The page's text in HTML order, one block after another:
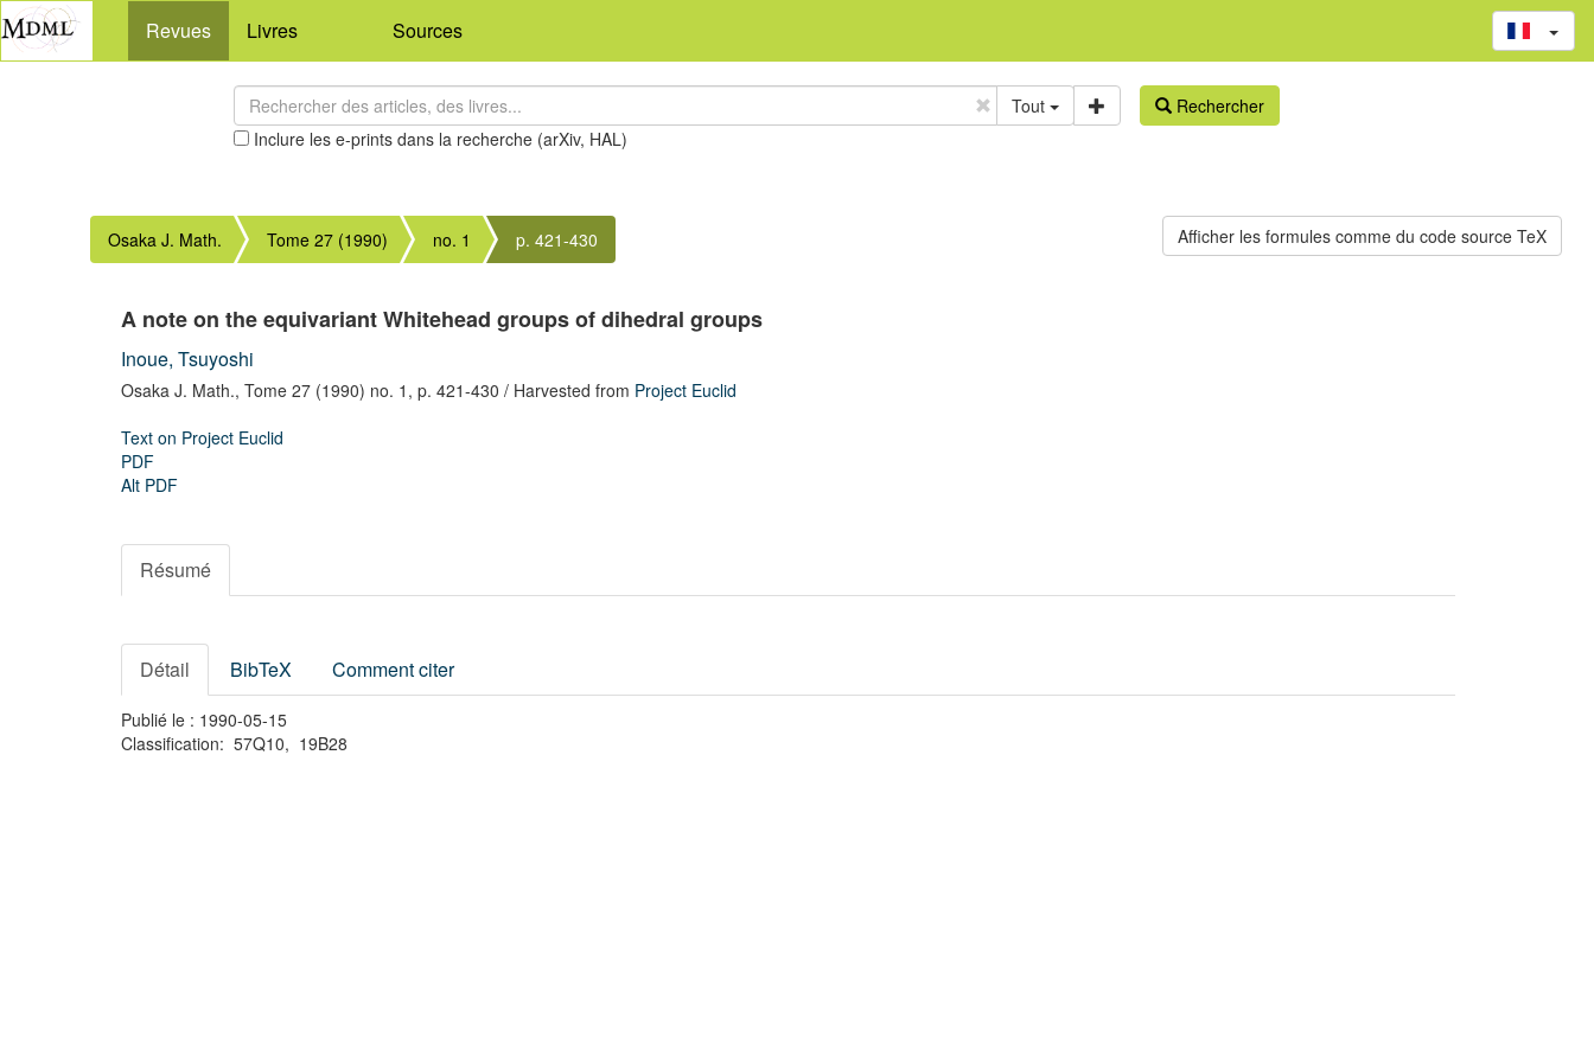
Revues Livres Sources
Tout
Inclure les e-prints dans la recherche (arXiv, HAL)
Rechercher
Osaka J. Math. Tome 27 (1990) no. 1 p. 421-430
A note on the equivariant Whitehead groups of dihedral groups
Inoue, Tsuyoshi
Osaka J. Math., Tome 27 (1990) no. 1, p. 421-430 / Harvested from Project Euclid
Text on Project Euclid
PDF
Alt PDF
Résumé
Détail BibTeX Comment citer
Publié le : 1990-05-15
Classification: 57Q10, 19B28